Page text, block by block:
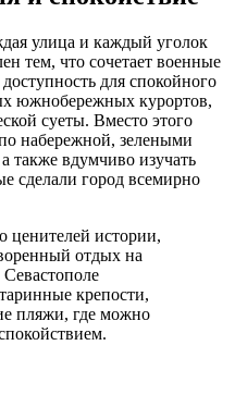
улица и каждый уголок
тем, что сочетает военные
для спокойного
южнобережных курортов,
суеты. Вместо этого
набережной, зелеными
также вдумчиво изучать
сделали город всемирно
ценителей истории,
отдых на
крепости,
пляжи, где можно